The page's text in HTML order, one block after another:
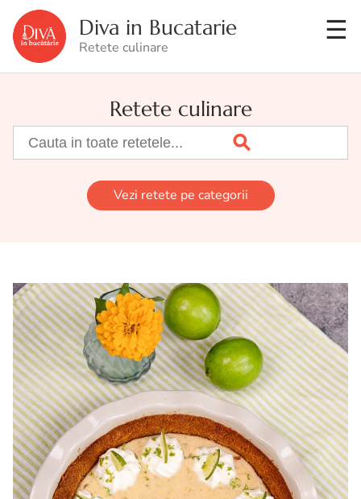
Diva in Bucatarie
Retete culinare
Retete culinare
Vezi retete pe categorii